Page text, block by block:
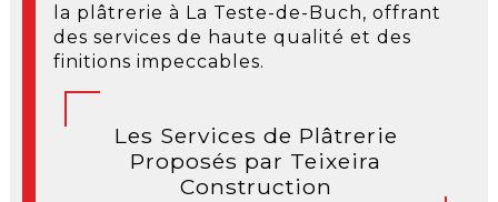
la plâtrerie à La Teste-de-Buch, offrant
des services de haute qualité et des
finitions impeccables.
Les Services de Plâtrerie
Proposés par Teixeira
Construction